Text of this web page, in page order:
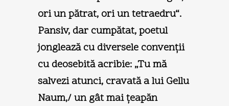
ori un pătrat, ori un tetraedru“.
Pansiv, dar cumpătat, poetul
jonglează cu diversele convenţii
cu deosebită acribie: „Tu mă
salvezi atunci, cravată a lui Gellu
Naum,/ un gât mai ţeapăn